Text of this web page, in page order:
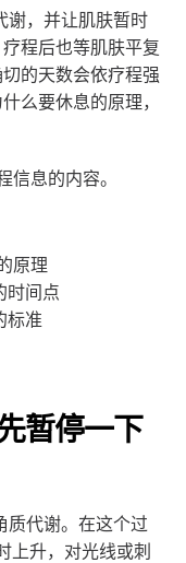
谢，并让肌肤暂时
程后也等肌肤平复
的天数会依疗程强
么要休息的原理，
息的内容。
原理
时间点
标准
暂停一下
质代谢。在这个过
上升，对光线或刺